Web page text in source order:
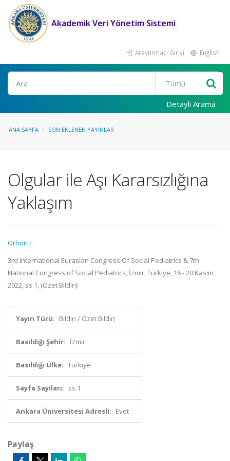
Akademik Veri Yönetim Sistemi
Araştırmacı Girişi English
Ara
Detaylı Arama
ANA SAYFA SON EKLENEN YAYINLAR
Olgular ile Aşı Kararsızlığına
Yaklaşım
Orhon F.
3rd International Eurasian Congress Of Social Pediatrics & 7th
National Congress of Social Pediatrics, İzmir, Türkiye, 16 - 20 Kasım
2022, ss.1, (Özet Bildiri)
Yayın Türü: Bildiri / Özet Bildiri
Basıldığı Şehir: İzmir
Basıldığı Ülke: Türkiye
Sayfa Sayıları: ss.1
Ankara Üniversitesi Adresli: Evet
Paylaş